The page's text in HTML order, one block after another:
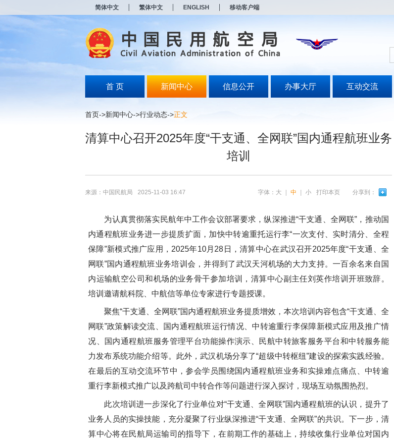
简体中文 繁体中文 ENGLISH 移动客户端
首 页 新闻中心 信息公开 办事大厅 互动交流
首页->新闻中心->行业动态->正文
清算中心召开2025年度“干支通、全网联”国内通程航班业务
培训
来源：中国民航局 2025-11-03 16:47 分享到：
打印本页
字体： 大 中 小
为认真贯彻落实民航年中工作会议部署要求，纵深推进“干支通、全网联”，推动国
内通程航班业务进一步提质扩面，加快中转逾重托运行李“一次支付、实时清分、全程
保障”新模式推广应用，2025年10月28日，清算中心在武汉召开2025年度“干支通、全
网联”国内通程航班业务培训会，并得到了武汉天河机场的大力支持。一百余名来自国
内运输航空公司和机场的业务骨干参加培训，清算中心副主任刘英作培训开班致辞。
培训邀请航科院、中航信等单位专家进行专题授课。
聚焦“干支通、全网联”国内通程航班业务提质增效，本次培训内容包含“干支通、全
网联”政策解读交流、国内通程航班运行情况、中转逾重行李保障新模式应用及推广情
况、国内通程航班服务管理平台功能操作演示、民航中转旅客服务平台和中转服务能
力发布系统功能介绍等。此外，武汉机场分享了“超级中转枢纽”建设的探索实践经验。
在最后的互动交流环节中，参会学员围绕国内通程航班业务和实操难点痛点、中转逾
重行李新模式推广以及跨航司中转合作等问题进行深入探讨，现场互动氛围热烈。
此次培训进一步深化了行业单位对“干支通、全网联”国内通程航班的认识，提升了
业务人员的实操技能，充分凝聚了行业纵深推进“干支通、全网联”的共识。下一步，清
算中心将在民航局运输司的指导下，在前期工作的基础上，持续收集行业单位对国内
打
无
障